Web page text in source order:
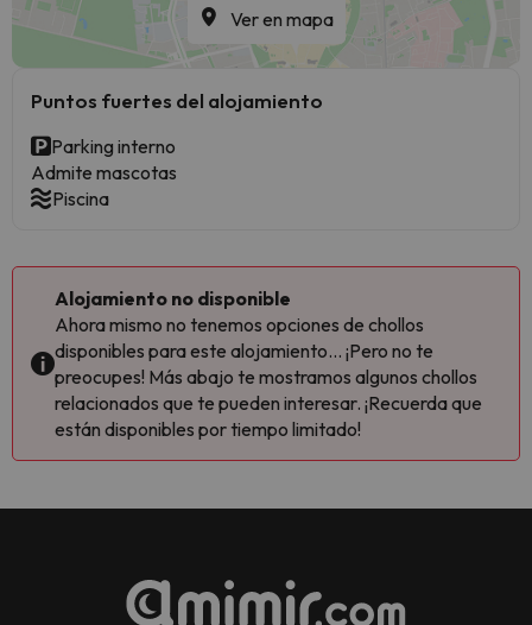
Ver en mapa
Puntos fuertes del alojamiento
Parking interno
Admite mascotas
Piscina
Alojamiento no disponible
Ahora mismo no tenemos opciones de chollos
disponibles para este alojamiento... ¡Pero no te
preocupes! Más abajo te mostramos algunos chollos
relacionados que te pueden interesar. ¡Recuerda que
están disponibles por tiempo limitado!